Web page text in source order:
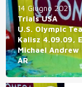
14 Giugno 2021
Trials USA
U.S. Olympic
Kalisz 4.09.09,
Michael Andrew
AR